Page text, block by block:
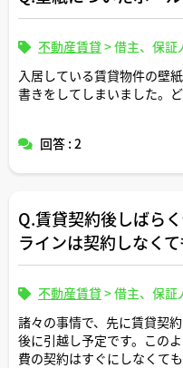
不動産賃貸 >借主、保証
入居している賃貸物件の壁
書きをしてしまいました。
回答 : 2
Q.賃貸契約後しばら
ラインは契約しなく
不動産賃貸 >借主、保証
諸々の事情で、先に賃貸契
後に引越し予定です。この
費の契約はすぐにしなくても